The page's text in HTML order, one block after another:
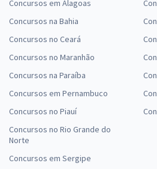
Concursos em Alagoas
Concursos na Bahia
Concursos no Ceará
Concursos no Maranhão
Concursos na Paraíba
Concursos em Pernambuco
Concursos no Piauí
Concursos no Rio Grande do
Norte
Concursos em Sergipe